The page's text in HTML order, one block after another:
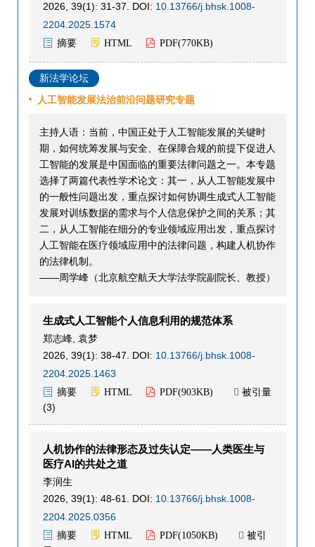
2026, 39(1): 31-37.
DOI: 10.13766/j.bhsk.1008-
2204.2025.1574
摘要 HTML PDF(770KB)
新法学论坛
人工智能发展法治前沿问题研究专题
主持人语：当前，中国正处于人工智能发展的关键时
期，如何统筹发展与安全、在保障合规的前提下促进人
工智能的发展是中国面临的重要法律问题之一。本专题
选择了两篇代表性学术论文：其一，从人工智能发展中
的一般性问题出发，重点探讨如何协调生成式人工智能
发展对训练数据的需求与个人信息保护之间的关系；其
二，从人工智能在细分的专业领域应用出发，重点探讨
人工智能在医疗领域应用中的法律问题，构建人机协作
的法律机制。
——周学峰（北京航空航天大学法学院副院长、教授）
生成式人工智能个人信息利用的规范体系
郑志峰 袁梦
2026, 39(1): 38-47.
DOI: 10.13766/j.bhsk.1008-
2204.2025.1463
摘要 HTML PDF(903KB)  被引量
(3)
人机协作的法律形态及过失认定——人类医生与
医疗AI的共处之道
李润生
2026, 39(1): 48-61.
DOI: 10.13766/j.bhsk.1008-
2204.2025.0356
摘要 HTML PDF(1050KB)  被引